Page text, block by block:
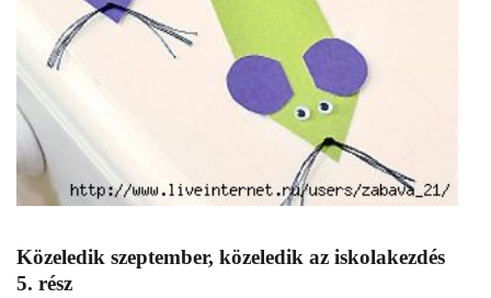
Közeledik szeptember, közeledik az iskolakezdés
5. rész